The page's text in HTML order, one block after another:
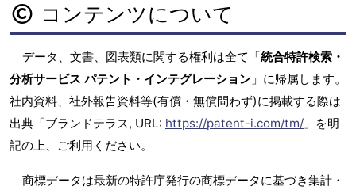
コンテンツについて
データ、文書、図表類に関する権利は全て「統合特許検索・
分析サービス パテント・インテグレーション 」に帰属します。
社内資料、社外報告資料等(有償・無償問わず)に掲載する際は
出典「ブランドテラス, URL: https://patent-i.com/tm/ 」を明
記の上、ご利用ください。
商標データは最新の特許庁発行の商標データに基づき集計・